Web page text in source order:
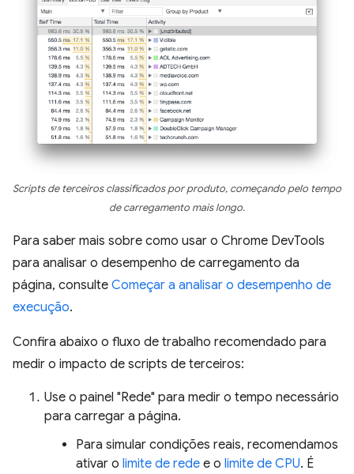
Scripts de terceiros classificados por produto, começando pelo tempo
de carregamento mais longo.
Para saber mais sobre como usar o Chrome DevTools
para analisar o desempenho de carregamento da
página, consulte Começar a analisar o desempenho de
execução.
Confira abaixo o fluxo de trabalho recomendado para
medir o impacto de scripts de terceiros:
Use o painel "Rede" para medir o tempo necessário
para carregar a página.
Para simular condições reais, recomendamos
ativar o limite de rede e o limite de CPU. É